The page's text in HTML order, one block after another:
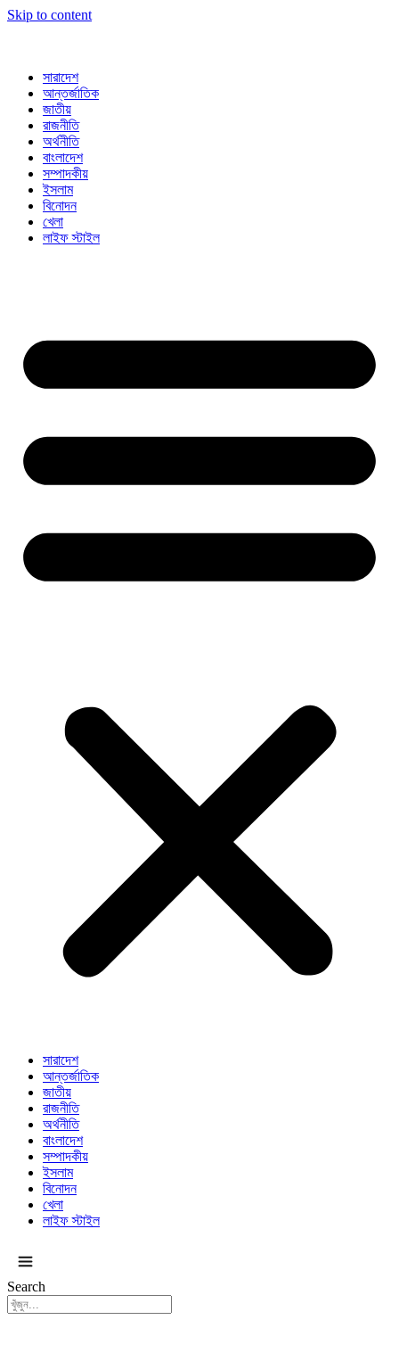
Skip to content
সারাদেশ
আন্তর্জাতিক
জাতীয়
রাজনীতি
অর্থনীতি
বাংলাদেশ
সম্পাদকীয়
ইসলাম
বিনোদন
খেলা
লাইফ স্টাইল
সারাদেশ
আন্তর্জাতিক
জাতীয়
রাজনীতি
অর্থনীতি
বাংলাদেশ
সম্পাদকীয়
ইসলাম
বিনোদন
খেলা
লাইফ স্টাইল
সকল ক্যাটাগরি
Search